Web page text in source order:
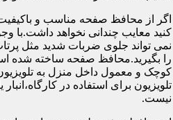
اگر از محافظ صفحه مناسب و باکیفیت
کنید معایب چندانی نخواهد داشت.با
نمی تواند جلوی ضربات شدید مثل
را بگیرید.محافظ صفحه ساخته شده
کوچک و معمول داخل منزل به
تلویزیون برای استفاده در
نیست.